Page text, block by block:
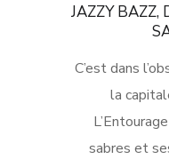
JAZZY BAZZ,
C’est dans
la
sabres et